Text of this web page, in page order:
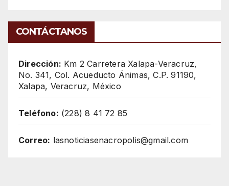
CONTÁCTANOS
Dirección: Km 2 Carretera Xalapa-Veracruz,
No. 341, Col. Acueducto Ánimas, C.P. 91190,
Xalapa, Veracruz, México
Teléfono: (228) 8 41 72 85
Correo: lasnoticiasenacropolis@gmail.com